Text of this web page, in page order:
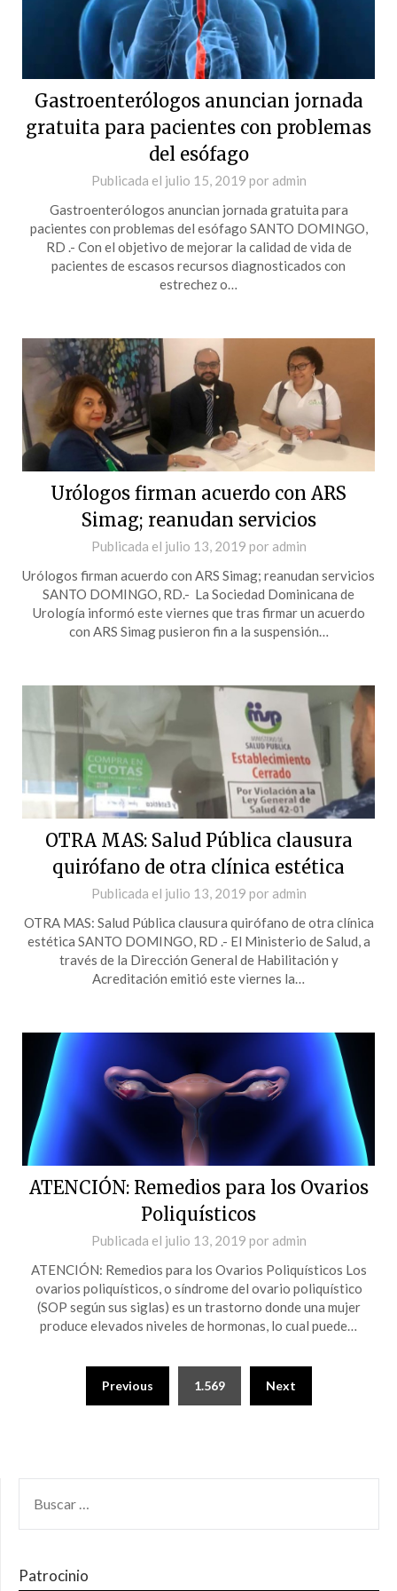
Gastroenterólogos anuncian jornada
gratuita para pacientes con problemas
del esófago
Publicada el julio 15, 2019 por admin
Gastroenterólogos anuncian jornada gratuita para
pacientes con problemas del esófago SANTO DOMINGO,
RD .- Con el objetivo de mejorar la calidad de vida de
pacientes de escasos recursos diagnosticados con
estrechez o…
Urólogos firman acuerdo con ARS
Simag; reanudan servicios
Publicada el julio 13, 2019 por admin
Urólogos firman acuerdo con ARS Simag; reanudan servicios
SANTO DOMINGO, RD.- La Sociedad Dominicana de
Urología informó este viernes que tras firmar un acuerdo
con ARS Simag pusieron fin a la suspensión…
OTRA MAS: Salud Pública clausura
quirófano de otra clínica estética
Publicada el julio 13, 2019 por admin
OTRA MAS: Salud Pública clausura quirófano de otra clínica
estética SANTO DOMINGO, RD .- El Ministerio de Salud, a
través de la Dirección General de Habilitación y
Acreditación emitió este viernes la…
ATENCIÓN: Remedios para los Ovarios
Poliquísticos
Publicada el julio 13, 2019 por admin
ATENCIÓN: Remedios para los Ovarios Poliquísticos Los
ovarios poliquísticos, o síndrome del ovario poliquístico
(SOP según sus siglas) es un trastorno donde una mujer
produce elevados niveles de hormonas, lo cual puede…
Previous 1.569 Next
Patrocinio